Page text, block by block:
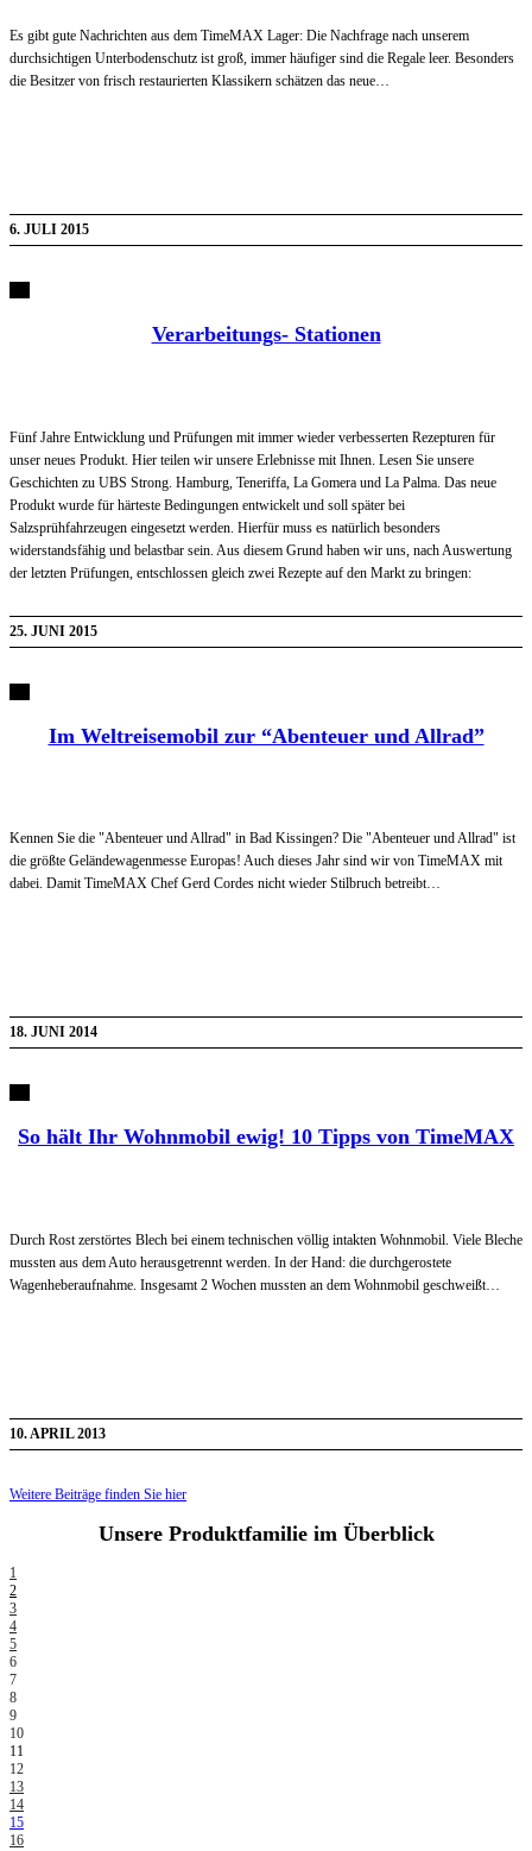
Es gibt gute Nachrichten aus dem TimeMAX Lager: Die Nachfrage nach unserem
durchsichtigen Unterbodenschutz ist groß, immer häufiger sind die Regale leer. Besonders
die Besitzer von frisch restaurierten Klassikern schätzen das neue…
6. JULI 2015
Verarbeitungs- Stationen
Fünf Jahre Entwicklung und Prüfungen mit immer wieder verbesserten Rezepturen für
unser neues Produkt. Hier teilen wir unsere Erlebnisse mit Ihnen. Lesen Sie unsere
Geschichten zu UBS Strong. Hamburg, Teneriffa, La Gomera und La Palma. Das neue
Produkt wurde für härteste Bedingungen entwickelt und soll später bei
Salzsprühfahrzeugen eingesetzt werden. Hierfür muss es natürlich besonders
widerstandsfähig und belastbar sein. Aus diesem Grund haben wir uns, nach Auswertung
der letzten Prüfungen, entschlossen gleich zwei Rezepte auf den Markt zu bringen:
25. JUNI 2015
Im Weltreisemobil zur “Abenteuer und Allrad”
Kennen Sie die "Abenteuer und Allrad" in Bad Kissingen? Die "Abenteuer und Allrad" ist
die größte Geländewagenmesse Europas! Auch dieses Jahr sind wir von TimeMAX mit
dabei. Damit TimeMAX Chef Gerd Cordes nicht wieder Stilbruch betreibt…
18. JUNI 2014
So hält Ihr Wohnmobil ewig! 10 Tipps von TimeMAX
Durch Rost zerstörtes Blech bei einem technischen völlig intakten Wohnmobil. Viele Bleche
mussten aus dem Auto herausgetrennt werden. In der Hand: die durchgerostete
Wagenheberaufnahme. Insgesamt 2 Wochen mussten an dem Wohnmobil geschweißt…
10. APRIL 2013
Weitere Beiträge finden Sie hier
Unsere Produktfamilie im Überblick
1
2
3
4
5
6
7
8
9
10
11
12
13
14
15
16